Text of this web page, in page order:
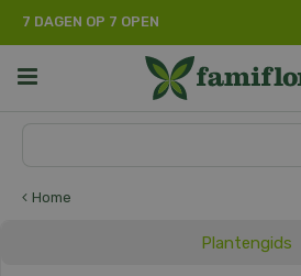
Home
7 DAGEN OP 7 OPEN
Plantengids